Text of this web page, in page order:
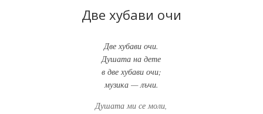
Две хубави очи
Две хубави очи.
Душата на дете
в две хубави очи;
музика — лъчи.
Душата ми се моли,